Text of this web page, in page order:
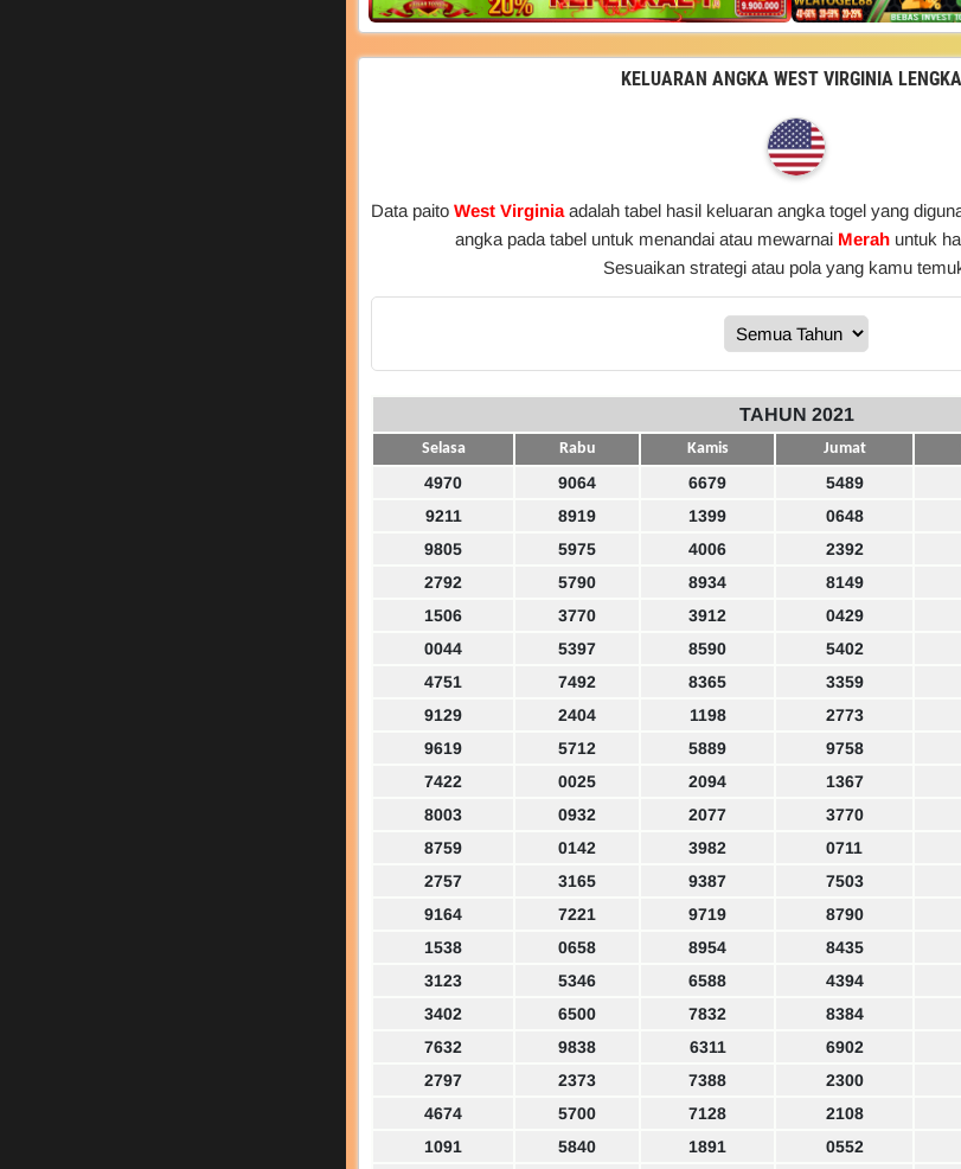
KELUARAN ANGKA WEST VIRGINIA
Data paito West Virginia adalah tabel hasil keluaran angka togel yang
angka pada tabel untuk menandai atau mewarnai Merah untuk
Sesuaikan strategi atau pola yang kamu
TAHUN 2021
Selasa Rabu Kamis Jumat
4970 9064 6679 5489
9211
8919 1399 0648
9805
5975 4006 2392
2792
5790 8934 8149
1506
3770 3912 0429
0044
5397 8590 5402
4751
7492 8365 3359
9129
2404 1198 2773
9619
5712 5889 9758
7422
0025 2094 1367
8003
0932 2077 3770
8759
0142 3982 0711
2757
3165 9387 7503
9164
7221 9719 8790
1538
0658 8954 8435
3123
5346 6588 4394
3402
6500 7832 8384
7632
9838 6311 6902
2797
2373 7388 2300
4674
5700 7128 2108
1091
5840 1891 0552